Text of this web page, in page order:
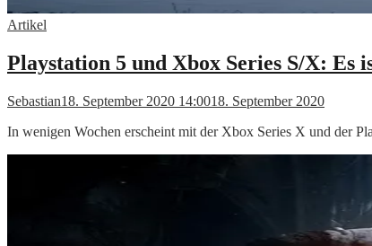
Artikel
Playstation 5 und Xbox Series S/X: Es
Sebastian18. September 2020 14:0018. September 2020
In wenigen Wochen erscheint mit der Xbox Series X und der